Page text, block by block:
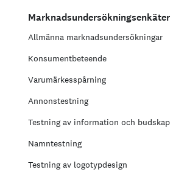
Marknadsundersökningsenkäter
Allmänna marknadsundersökningar
Konsumentbeteende
Varumärkesspårning
Annonstestning
Testning av information och budskap
Namntestning
Testning av logotypdesign